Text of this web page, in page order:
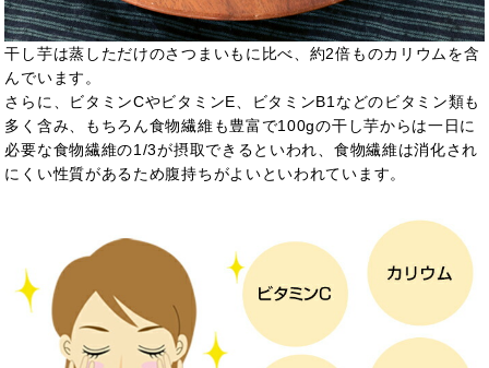
干し芋は蒸しただけのさつまいもに比べ、約2倍ものカリウムを含
んでいます。
さらに、ビタミンCやビタミンE、ビタミンB1などのビタミン類も
多く含み、もちろん食物繊維も豊富で100gの干し芋からは一日に
必要な食物繊維の1/3が摂取できるといわれ、食物繊維は消化され
にくい性質があるため腹持ちがよいといわれています。